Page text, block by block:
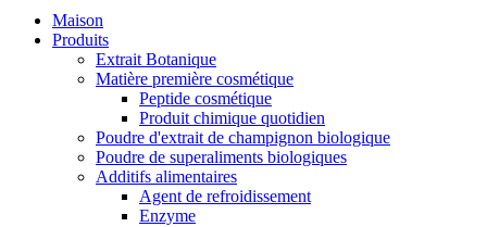
Maison
Produits
Extrait Botanique
Matière première cosmétique
Peptide cosmétique
Produit chimique quotidien
Poudre d'extrait de champignon biologique
Poudre de superaliments biologiques
Additifs alimentaires
Agent de refroidissement
Enzyme